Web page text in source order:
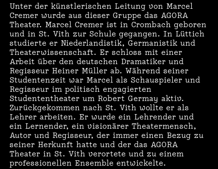
Unter der künstlerischen Leitung von Marcel
Cremer wurde aus dieser Gruppe das AGORA
Theater. Marcel Cremer ist in Crombach geboren
und in St. Vith zur Schule gegangen. In Lüttich
studierte er Niederlandistik, Germanistik und
Theaterwissenschaft. Er schloss mit einer
Arbeit über den deutschen Dramatiker und
Regisseur Heiner Müller ab. Während seiner
Studentenzeit war Marcel als Schauspieler und
Regisseur im politisch engagierten
Studententheater um Robert Germay aktiv.
Zurückgekommen nach St. Vith wollte er als
Lehrer arbeiten. Er wurde ein Lehrender und
ein Lernender, ein visionärer Theatermensch,
Autor und Regisseur, der immer einen Bezug zu
seiner Herkunft hatte und der das AGORA
Theater in St. Vith verortete und zu einem
professionellen Ensemble entwickelte.